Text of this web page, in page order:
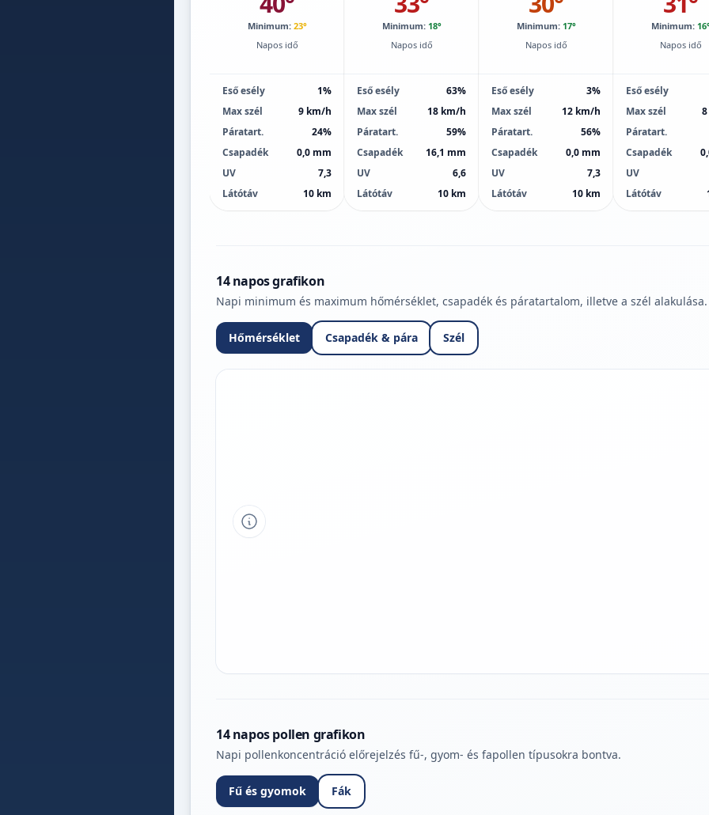
Minimum: 23°
Napos idő
Eső esély
1%
Max szél
9 km/h
Páratart.
24%
Csapadék
0,0 mm
UV
7,3
Látótáv
10 km
Minimum: 18°
Napos idő
Eső esély
63%
Max szél
18 km/h
Páratart.
59%
Csapadék
16,1 mm
UV
6,6
Látótáv
10 km
Minimum: 17°
Napos idő
Eső esély
3%
Max szél
12 km/h
Páratart.
56%
Csapadék
0,0 mm
UV
7,3
Látótáv
10 km
Minimum:
Napos idő
Eső esély
Max szél
Páratart.
Csapadék
UV
Látótáv
14 napos grafikon
Napi minimum és maximum hőmérséklet, csapadék és páratartalom, illetve a szél alakulása.
Hőmérséklet Csapadék & pára Szél
Tipp a grafikon jelmagyarázatához
14 napos pollen grafikon
Napi pollenkoncentráció előrejelzés fű-, gyom- és fapollen típusokra bontva.
Fű és gyomok Fák